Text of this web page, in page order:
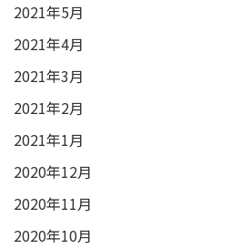
2021年5月
2021年4月
2021年3月
2021年2月
2021年1月
2020年12月
2020年11月
2020年10月